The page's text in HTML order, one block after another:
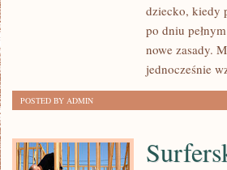
SENSORYCZNEdziecko, kiedy
po dniu
nowe zasady.
jednocześnie
POSTED BY ADMIN